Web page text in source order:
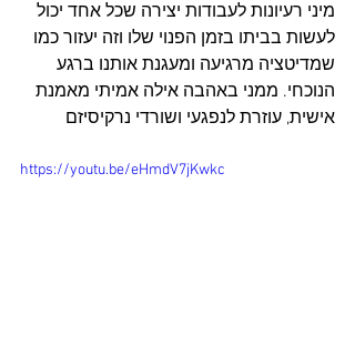
מיני רעיונות לעבודות יצירה שכל אחד יכול
לעשות בביתו בזמן הפנוי שלו וזה יעזור כמו
שמדיטציה מרגיעה ומעגנת אותנו ברגע
הנוכחי. ממני באהבה אילה אמיתי מאמנת
אישית, עוזרת לנפגעי ושורדי נרקיסיזם
https://youtu.be/eHmdV7jKwkc